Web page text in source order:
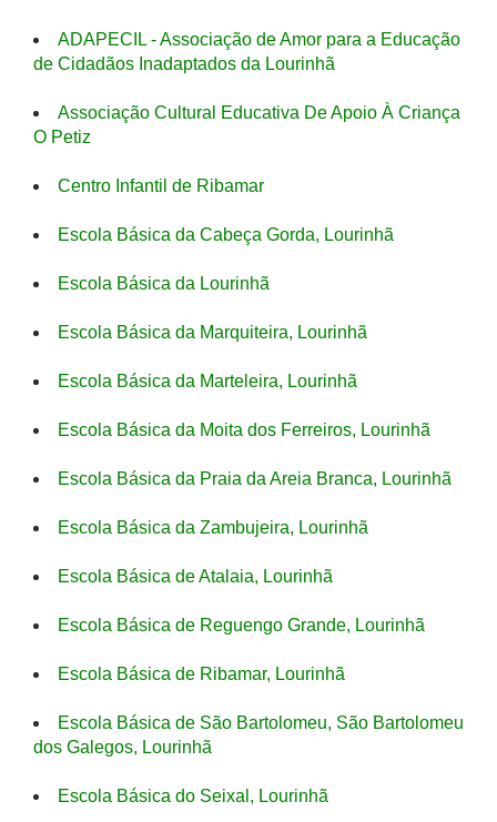
ADAPECIL - Associação de Amor para a Educação
de Cidadãos Inadaptados da Lourinhã
Associação Cultural Educativa De Apoio À Criança
O Petiz
Centro Infantil de Ribamar
Escola Básica da Cabeça Gorda, Lourinhã
Escola Básica da Lourinhã
Escola Básica da Marquiteira, Lourinhã
Escola Básica da Marteleira, Lourinhã
Escola Básica da Moita dos Ferreiros, Lourinhã
Escola Básica da Praia da Areia Branca, Lourinhã
Escola Básica da Zambujeira, Lourinhã
Escola Básica de Atalaia, Lourinhã
Escola Básica de Reguengo Grande, Lourinhã
Escola Básica de Ribamar, Lourinhã
Escola Básica de São Bartolomeu, São Bartolomeu
dos Galegos, Lourinhã
Escola Básica do Seixal, Lourinhã